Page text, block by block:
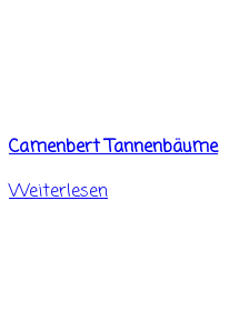
Camenbert Tannenbäume
Weiterlesen